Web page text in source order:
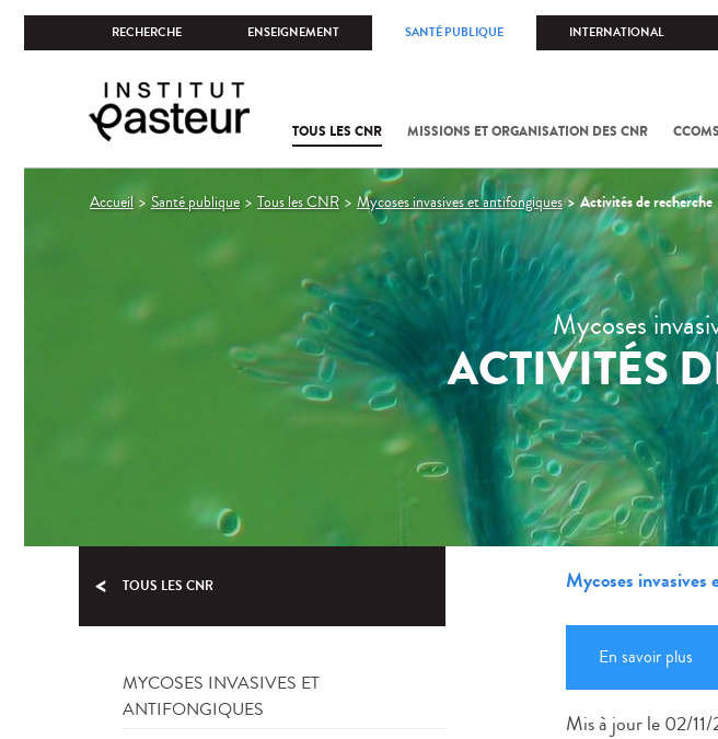
RECHERCHE ENSEIGNEMENT SANTÉ PUBLIQUE INTERNATIONAL
TOUS LES CNR MISSIONS ET ORGANISATION DES CNR CCOMS
Vous
Accueil Santé publique Tous les CNR Mycoses invasives et antifongiques Activités de recherche
Mycoses
ACTIVITÉS
TOUS LES CNR
MYCOSES INVASIVES ET
ANTIFONGIQUES
Mycoses invasives
En savoir plus
Mis à jour le 02/